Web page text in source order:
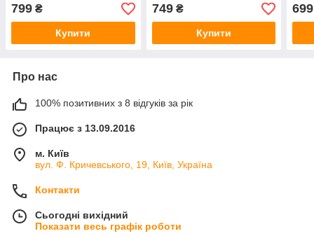
799 ₴
Купити
749₴
Купити
699
Про нас
100% позитивних з 8 відгуків за рік
Працює з 13.09.2016
м. Київ
вул. Ф. Кричевського, 19, Київ, Україна
Контакти
Сьогодні вихідний
Показати весь графік роботи